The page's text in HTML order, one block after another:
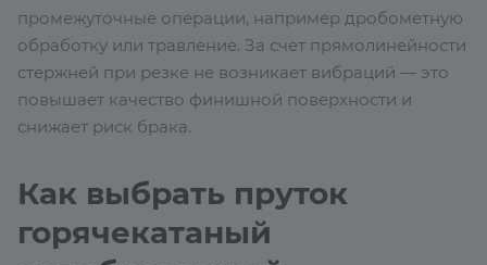
промежуточные операции, например дробометную
обработку или травление. За счет прямолинейности
стержней при резке не возникает вибраций — это
повышает качество финишной поверхности и
снижает риск брака.
Как выбрать пруток
горячекатаный